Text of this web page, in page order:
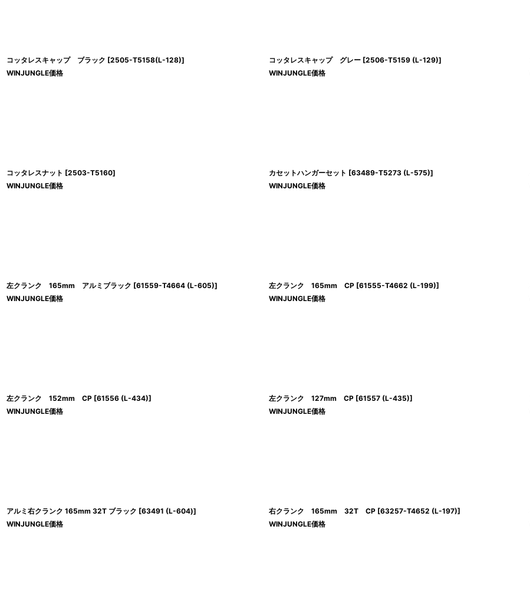
コッタレスキャップ ブラック [2505-T5158(L-128)]
WINJUNGLE価格
コッタレスキャップ グレー [2506-T5159 (L-129)]
WINJUNGLE価格
コッタレスナット [2503-T5160]
WINJUNGLE価格
カセットハンガーセット [63489-T5273 (L-575)]
WINJUNGLE価格
左クランク 165mm アルミブラック [61559-T4664 (L-605)]
WINJUNGLE価格
左クランク 165mm CP [61555-T4662 (L-199)]
WINJUNGLE価格
左クランク 152mm CP [61556 (L-434)]
WINJUNGLE価格
左クランク 127mm CP [61557 (L-435)]
WINJUNGLE価格
アルミ右クランク 165mm 32T ブラック [63491 (L-604)]
WINJUNGLE価格
右クランク 165mm 32T CP [63257-T4652 (L-197)]
WINJUNGLE価格